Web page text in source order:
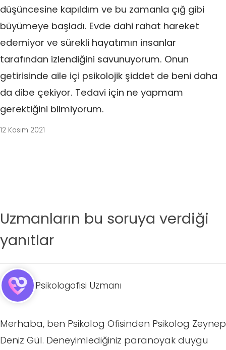
düşüncesine kapıldım ve bu zamanla çığ gibi
büyümeye başladı. Evde dahi rahat hareket
edemiyor ve sürekli hayatımın insanlar
tarafından izlendiğini savunuyorum. Onun
getirisinde aile içi psikolojik şiddet de beni daha
da dibe çekiyor. Tedavi için ne yapmam
gerektiğini bilmiyorum.
12 Kasım 2021
Uzmanların bu soruya verdiği
yanıtlar
Psikologofisi Uzmanı
Merhaba, ben Psikolog Ofisinden Psikolog Zeynep
Deniz Gül. Deneyimlediğiniz paranoyak duygu